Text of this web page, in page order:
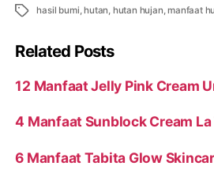
Tags hasil bumi, hutan, hutan hujan,manfaat
Related Posts
12 Manfaat Jelly Pink Cream
4 Manfaat Sunblock Cream
6 Manfaat Tabita Glow